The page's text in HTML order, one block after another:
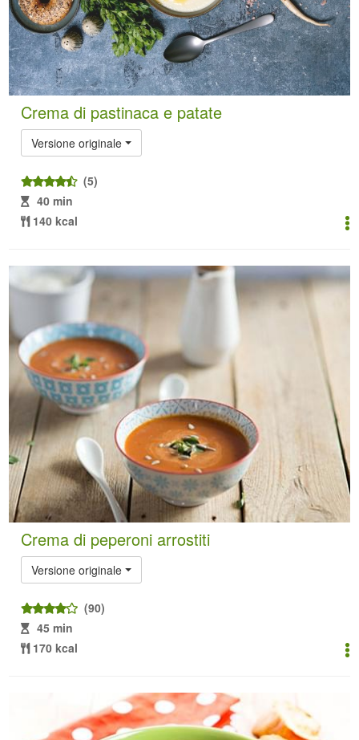
Crema di pastinaca e patate
Versione originale
(5)
40 min
140 kcal
Crema di peperoni arrostiti
Versione originale
(90)
45 min
170 kcal